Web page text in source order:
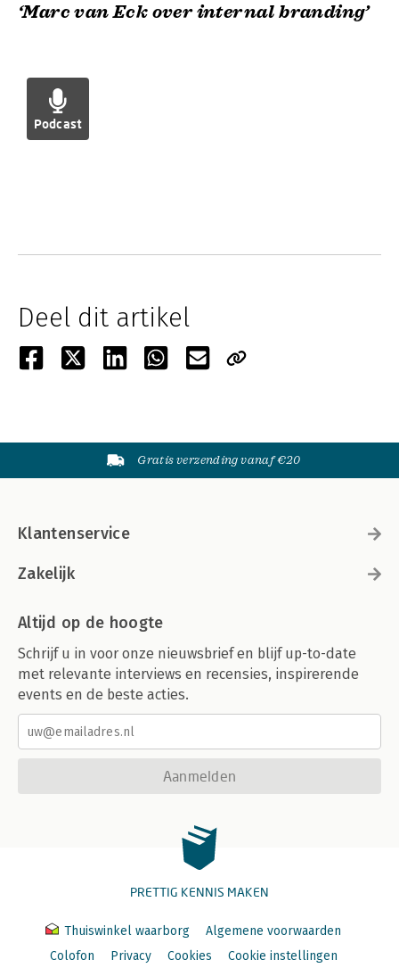
‘Marc van Eck over internal branding’
Podcast
Deel dit artikel
Gratis verzending vanaf €20
Klantenservice
Zakelijk
Altijd op de hoogte
Schrijf u in voor onze nieuwsbrief en blijf up-to-date
met relevante interviews en recensies, inspirerende
events en de beste acties.
Aanmelden
PRETTIG KENNIS MAKEN
Thuiswinkel waarborg
Algemene voorwaarden
Colofon
Privacy Cookies Cookie instellingen